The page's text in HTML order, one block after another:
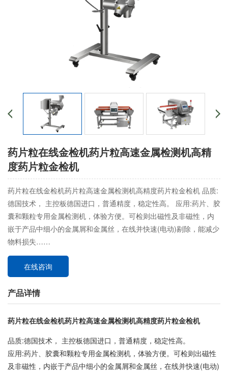
药片粒在线金检机药片粒高速金属检测机高精
度药片粒金检机
药片粒在线金检机药片粒高速金属检测机高精度药片粒金检机 品质:
德国技术， 主控板德国进口，普通精度，稳定性高。 应用:药片、胶
囊和颗粒专用金属检测机，体验方便。可检则出磁性及非磁性，内
嵌于产品中细小的金属屑和金属丝，在线并快速(电动)剔除，能减少
物料损失……
在线咨询
产品详情
药片粒在线金检机药片粒高速金属检测机高精度药片粒金检机
品质:德国技术， 主控板德国进口，普通精度，稳定性高。
应用:药片、胶囊和颗粒专用金属检测机，体验方便。可检则出磁性
及非磁性，内嵌于产品中细小的金属屑和金属丝，在线并快速(电动)